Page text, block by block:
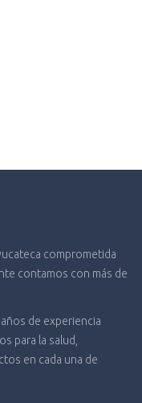
comprometida
contamos con más de
de experiencia
para la salud,
en cada una de